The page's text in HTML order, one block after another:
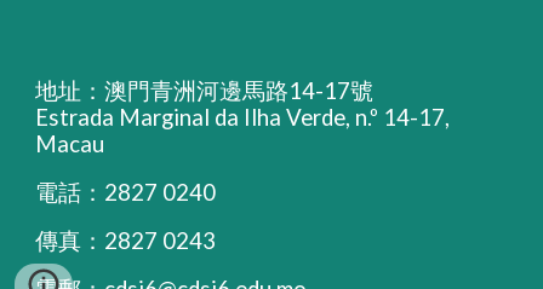
地址：澳門青洲河邊馬路14-17號
Estrada Marginal da Ilha Verde, n.º 14-17,
Macau
電話：2827 0240
傳真：2827 0243